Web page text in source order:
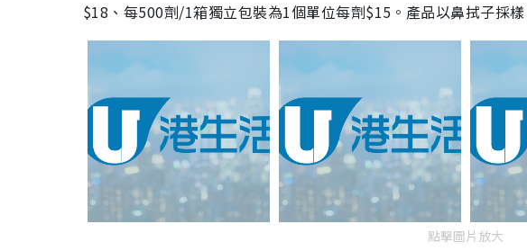
$18、每500劑/1箱獨立包裝為1個單位每劑$15。產品以鼻拭子採
點擊圖片放大